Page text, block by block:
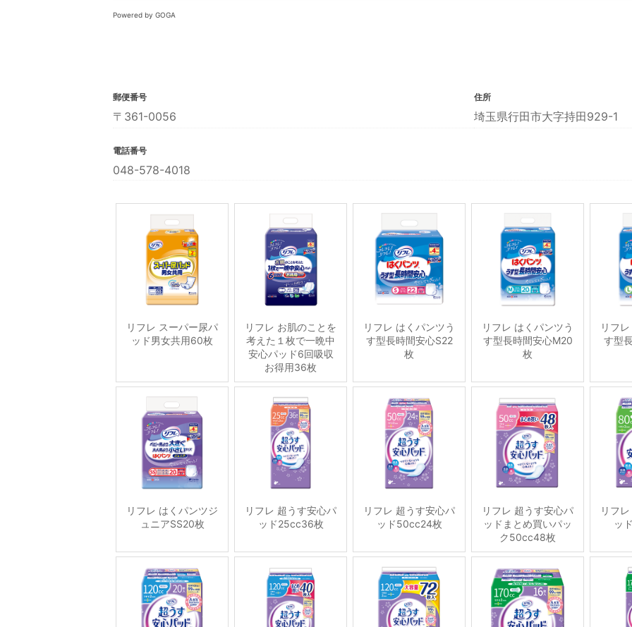
Powered by GOGA
郵便番号
〒361-0056
住所
埼玉県行田市大字持田929-1
電話番号
048-578-4018
リフレ スーパー尿パ
ッド男女共用60枚
リフレ お肌のことを
考えた１枚で一晩中
安心パッド6回吸収
お得用36枚
リフレ はくパンツう
す型長時間安心S22
枚
リフレ はくパンツう
す型長時間安心M20
枚
リフ
す型
リフレ はくパンツジ
ュニアSS20枚
リフレ 超うす安心パ
ッド25cc36枚
リフレ 超うす安心パ
ッド50cc24枚
リフレ 超うす安心パ
ッドまとめ買いパッ
ク50cc48枚
リフ
ッ